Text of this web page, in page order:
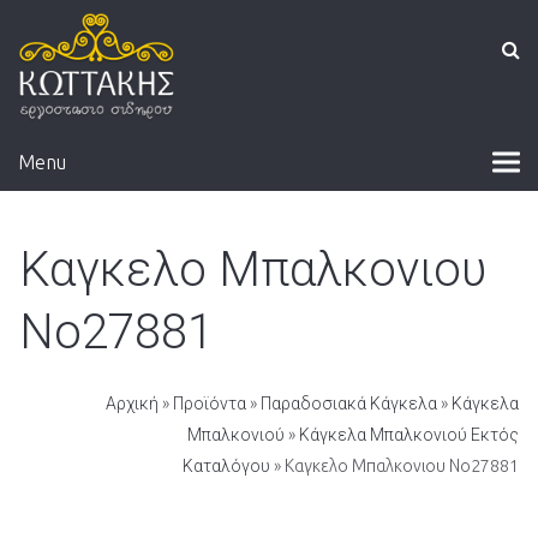
Menu
Καγκελο Μπαλκονιου
Νο27881
Αρχική » Προϊόντα » Παραδοσιακά Κάγκελα » Κάγκελα
Μπαλκονιού » Κάγκελα Μπαλκονιού Εκτός
Καταλόγου » Καγκελο Μπαλκονιου Νο27881